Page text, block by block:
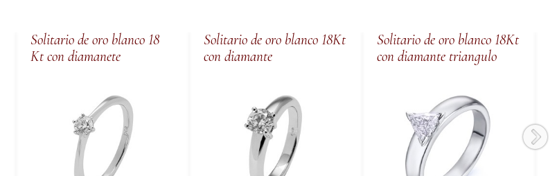
Solitario de oro blanco 18
Kt con diamanete
Solitario de oro blanco 18Kt
con diamante
Solitario de oro blanco 18Kt
con diamante triangulo